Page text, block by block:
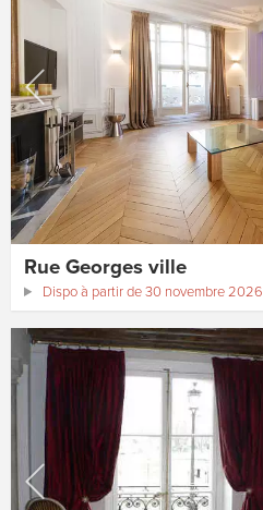
Rue Georges ville
Dispo à partir de 30 novembre 2026